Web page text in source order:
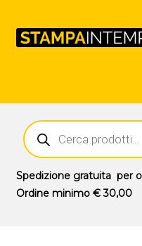
Outlet
Prodotti
Novità
Ricerca
prodotti
Spedizione gratuitaper
Ordine minimo € 30,00